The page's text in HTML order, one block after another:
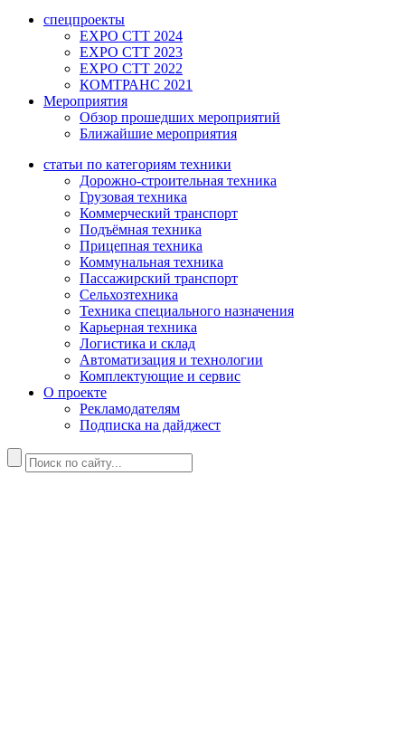
спецпроекты
EXPO CTT 2024
EXPO CTT 2023
EXPO CTT 2022
КОМТРАНС 2021
Мероприятия
Обзор прошедших мероприятий
Ближайшие мероприятия
статьи по категориям техники
Дорожно-строительная техника
Грузовая техника
Коммерческий транспорт
Подъёмная техника
Прицепная техника
Коммунальная техника
Пассажирский транспорт
Сельхозтехника
Техника специального назначения
Карьерная техника
Логистика и склад
Автоматизация и технологии
Комплектующие и сервис
О проекте
Рекламодателям
Подписка на дайджест